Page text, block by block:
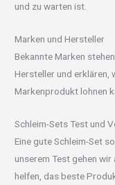
und zu warten ist.
Marken und Hersteller
Bekannte Marken
Hersteller und erklären,
Markenprodukt lohnen
Schleim-Sets Test und
Eine gute Schleim-Set
unserem Test gehen
helfen, das beste